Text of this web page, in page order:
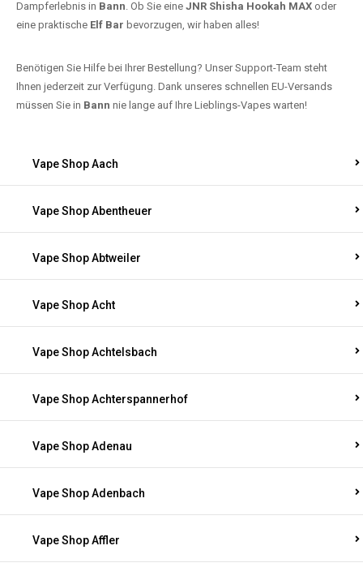
Dampferlebnis in Bann. Ob Sie eine JNR Shisha Hookah MAX oder
eine praktische Elf Bar bevorzugen, wir haben alles!
Benötigen Sie Hilfe bei Ihrer Bestellung? Unser Support-Team steht
Ihnen jederzeit zur Verfügung. Dank unseres schnellen EU-Versands
müssen Sie in Bann nie lange auf Ihre Lieblings-Vapes warten!
Vape Shop Aach
Vape Shop Abentheuer
Vape Shop Abtweiler
Vape Shop Acht
Vape Shop Achtelsbach
Vape Shop Achterspannerhof
Vape Shop Adenau
Vape Shop Adenbach
Vape Shop Affler